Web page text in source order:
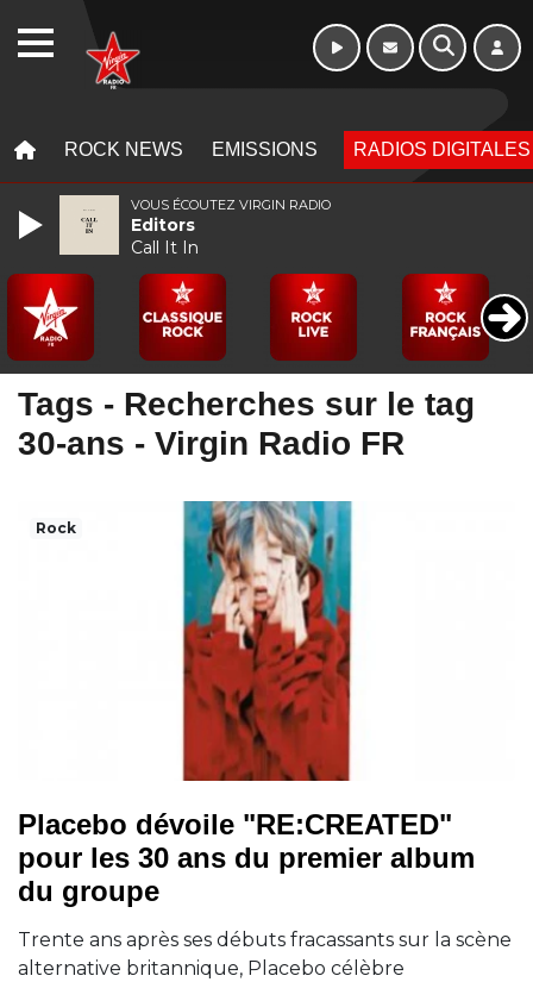
ROCK NEWS EMISSIONS RADIOS DIGITALES
Tags - Recherches sur le tag
30-ans - Virgin Radio FR
Rock
Placebo dévoile "RE:CREATED"
pour les 30 ans du premier album
du groupe
Trente ans après ses débuts fracassants sur la scène
alternative britannique, Placebo célèbre
VOUS ÉCOUTEZ VIRGIN RADIO
Editors
Call It In
WEBRADIO